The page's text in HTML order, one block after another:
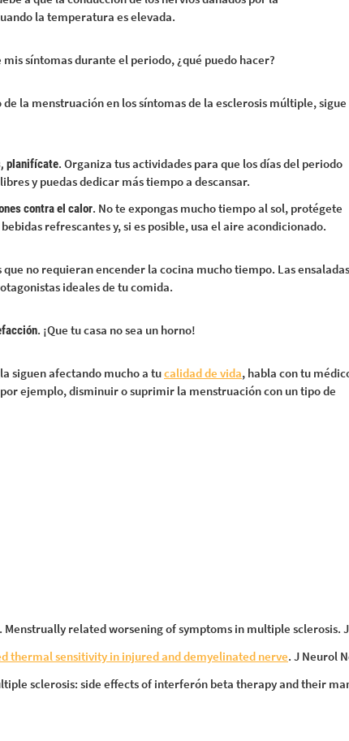
la temperatura es elevada.
síntomas durante el periodo, ¿qué puedo hacer?
la menstruación en los síntomas de la esclerosis múltiple, sigue
planifícate. Organiza tus actividades para que los días del periodo
y puedas dedicar más tiempo a descansar.
contra el calor. No te expongas mucho tiempo al sol, protégete
refrescantes y, si es posible, usa el aire acondicionado.
no requieran encender la cocina mucho tiempo. Las ensaladas
ideales de tu comida.
. ¡Que tu casa no sea un horno!
siguen afectando mucho a tucalidad de vida, habla con tu
ejemplo, disminuir o suprimir la menstruación con un tipo de
Menstrually related worsening of symptoms in multiple sclerosis.
thermal sensitivity in injured and demyelinated nerve. J Neurol
sclerosis: side effects of interferón beta therapy and their